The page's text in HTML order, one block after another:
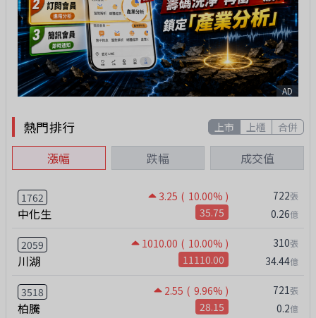
AD
熱門排行 上市 上櫃 合併
漲幅 跌幅 成交值
1762 3.25 ( 10.00% )
中化生 35.75
722張
0.26億
2059 1010.00 ( 10.00% )
川湖 11110.00
310張
34.44億
3518 2.55 ( 9.96% )
柏騰 28.15
721張
0.2億